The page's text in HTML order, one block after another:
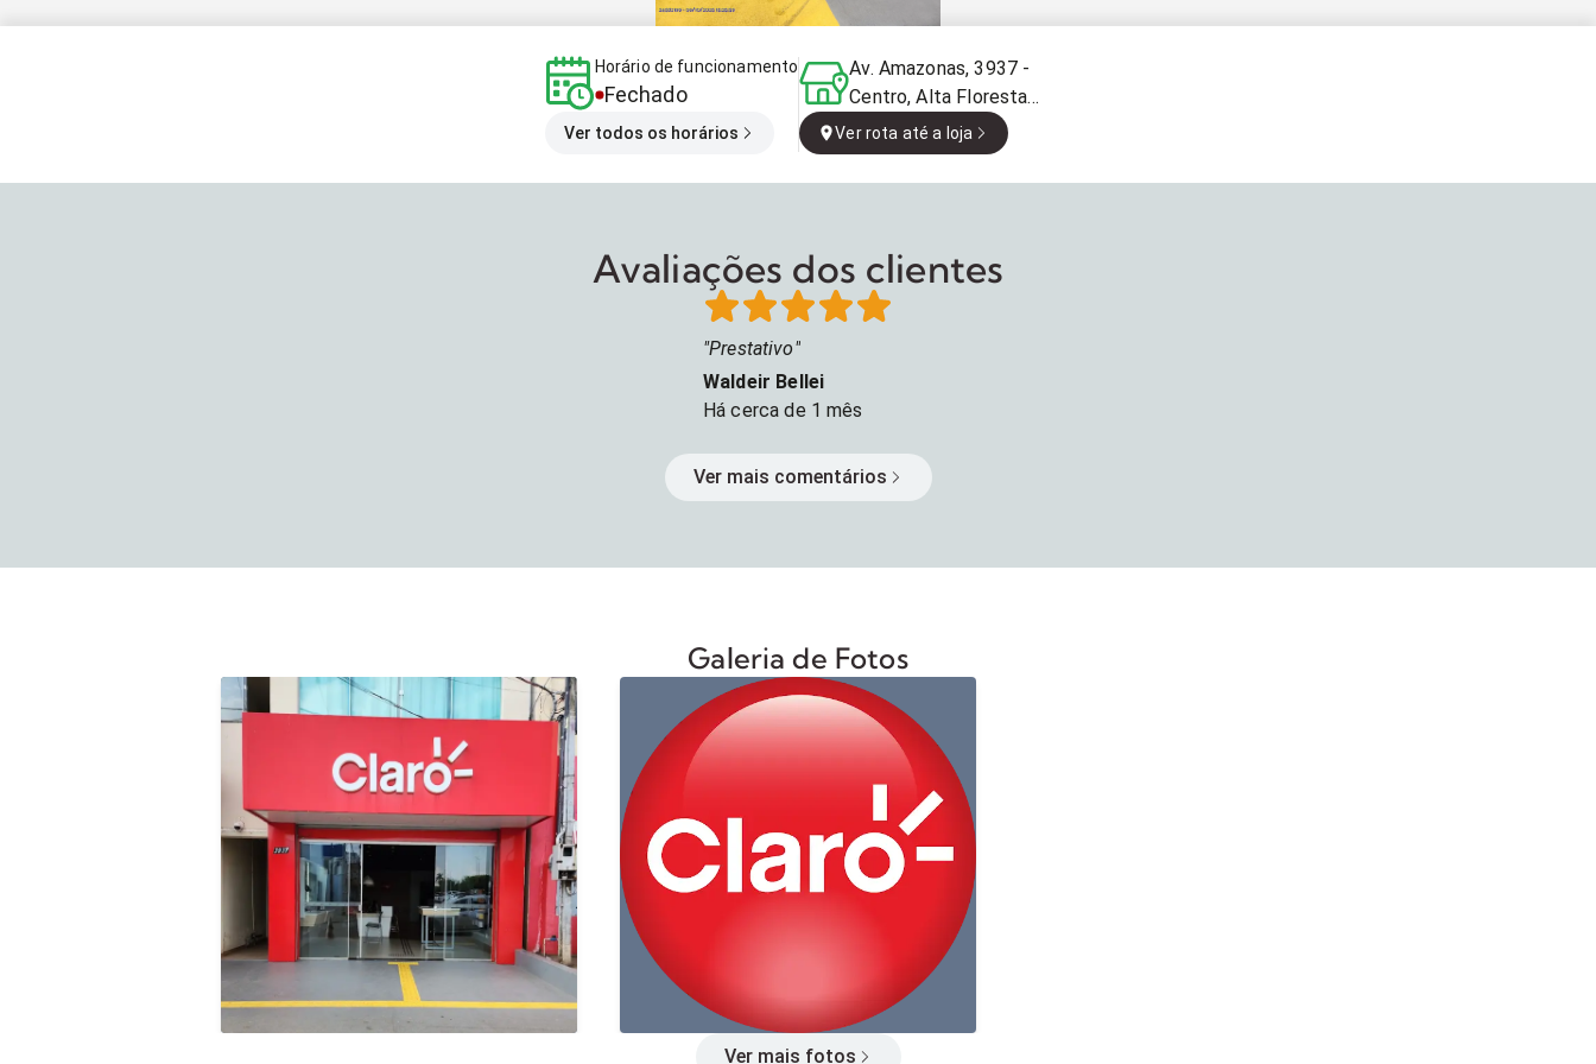
Horário de funcionamento
Fechado
Ver todos os horários
Av. Amazonas, 3937 -
Centro, Alta Floresta
D'Oeste - RO, 76954-
000, Brasil
Ver rota até a loja
Avaliações dos clientes
Prestativo
Waldeir Bellei
Há cerca de 1 mês
Ver mais comentários
Galeria de Fotos
Ver mais fotos